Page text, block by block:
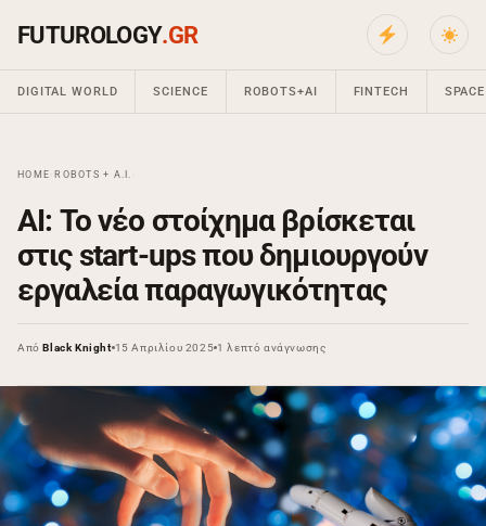
FUTUROLOGY.GR
DIGITAL WORLD SCIENCE ROBOTS+AI FINTECH SPACE
HOME ROBOTS + A.I.
ΑΙ: Το νέο στοίχημα βρίσκεται
στις start-ups που δημιουργούν
εργαλεία παραγωγικότητας
ΑπόBlack Knight 15 Απριλίου 2025 1 λεπτό ανάγνωσης